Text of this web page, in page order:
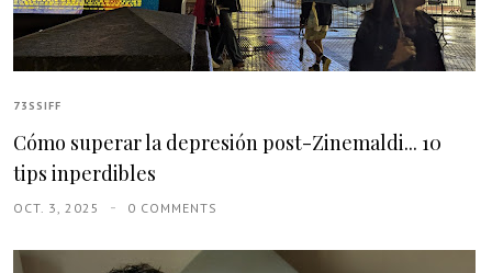
73SSIFF
Cómo superar la depresión post-Zinemaldi... 10
tips inperdibles
OCT. 3, 2025 0 COMMENTS